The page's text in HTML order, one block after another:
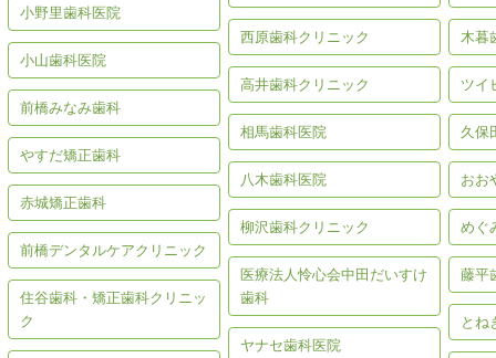
小野里歯科医院
小山歯科医院
前橋みなみ歯科
やすだ矯正歯科
赤城矯正歯科
前橋デンタルケアクリニック
住谷歯科・矯正歯科クリニッ
ク
西原歯科クリニック
高井歯科クリニック
相馬歯科医院
八木歯科医院
柳沢歯科クリニック
医療法人怜心会中田だいすけ
歯科
ヤナセ歯科医院
木暮
ツイ
久保
おお
めぐ
藤平
とね